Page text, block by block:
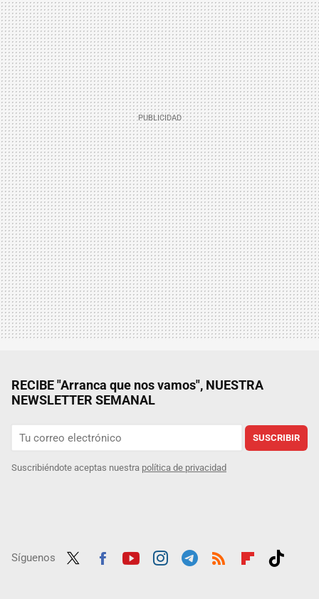
RECIBE "Arranca que nos vamos", NUESTRA
NEWSLETTER SEMANAL
SUSCRIBIR
Suscribiéndote aceptas nuestra política de privacidad
Síguenos